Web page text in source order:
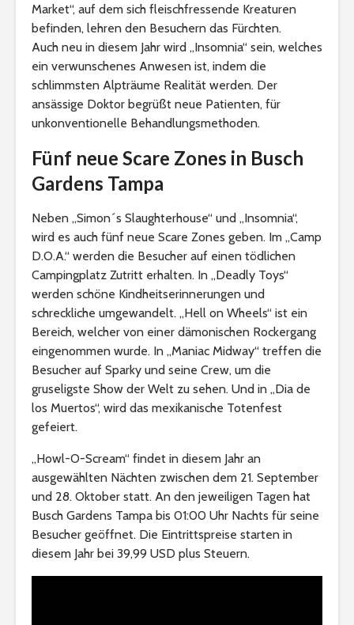
Market“, auf dem sich fleischfressende Kreaturen
befinden, lehren den Besuchern das Fürchten.
Auch neu in diesem Jahr wird „Insomnia“ sein, welches
ein verwunschenes Anwesen ist, indem die
schlimmsten Alpträume Realität werden. Der
ansässige Doktor begrüßt neue Patienten, für
unkonventionelle Behandlungsmethoden.
Fünf neue Scare Zones in Busch
Gardens Tampa
Neben „Simon´s Slaughterhouse“ und „Insomnia“,
wird es auch fünf neue Scare Zones geben. Im „Camp
D.O.A.“ werden die Besucher auf einen tödlichen
Campingplatz Zutritt erhalten. In „Deadly Toys“
werden schöne Kindheitserinnerungen und
schreckliche umgewandelt. „Hell on Wheels“ ist ein
Bereich, welcher von einer dämonischen Rockergang
eingenommen wurde. In „Maniac Midway“ treffen die
Besucher auf Sparky und seine Crew, um die
gruseligste Show der Welt zu sehen. Und in „Dia de
los Muertos“, wird das mexikanische Totenfest
gefeiert.
„Howl-O-Scream“ findet in diesem Jahr an
ausgewählten Nächten zwischen dem 21. September
und 28. Oktober statt. An den jeweiligen Tagen hat
Busch Gardens Tampa bis 01:00 Uhr Nachts für seine
Besucher geöffnet. Die Eintrittspreise starten in
diesem Jahr bei 39,99 USD plus Steuern.